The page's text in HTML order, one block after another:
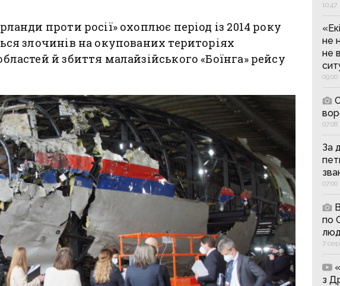
проти росії» охоплює період із 2014 року
злочинів на окупованих територіях
й збиття малайзійського «Боїнга» рейсу
10:47
не
не
09:00
07:08
За
07:00
по
7
з